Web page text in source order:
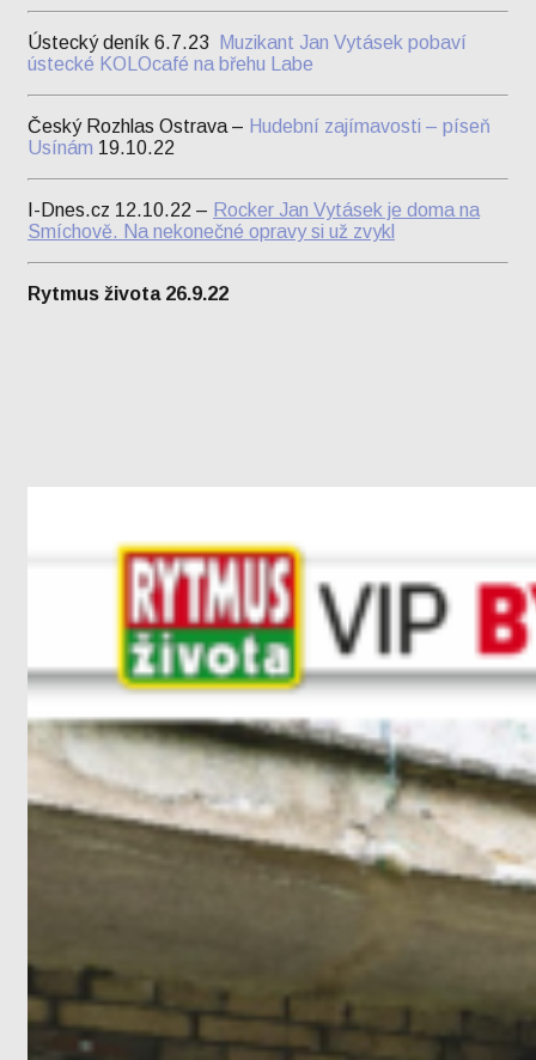
Ústecký deník 6.7.23
Muzikant Jan Vytásek pobaví
ústecké KOLOcafé na břehu Labe
Český Rozhlas Ostrava – Hudební zajímavosti – píseň
Usínám 19.10.22
I-Dnes.cz 12.10.22 – Rocker Jan Vytásek je doma na
Smíchově. Na nekonečné opravy si už zvykl
Rytmus života 26.9.22